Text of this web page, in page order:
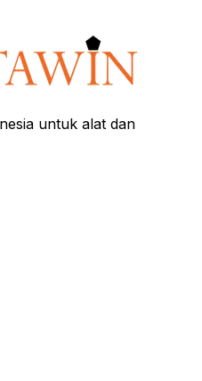
untuk alat dan